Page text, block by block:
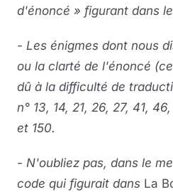
d'énoncé » figurant dans
- Les énigmes dont nous
ou la clarté de l'énoncé
dû à la difficulté de
n° 13, 14, 21, 26, 27, 41,
et 150.
- N'oubliez pas, dans le
code qui figurait dans La